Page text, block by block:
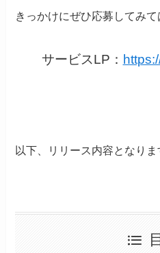
きっかけにぜひ応募してみて
サービスLP：
以下、リリース内容となりま